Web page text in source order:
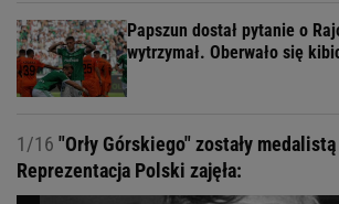
Papszun dostał pytanie o
wytrzymał. Oberwało się
1/16 "Orły Górskiego" zostały
Reprezentacja Polski zajęła: